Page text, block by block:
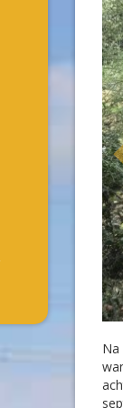
Na